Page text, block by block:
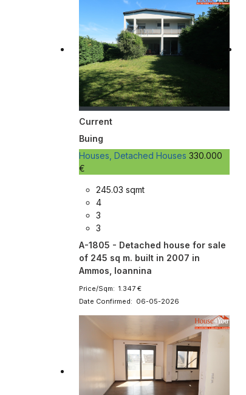
Current
Buing
Houses, Detached Houses 330.000
€
245.03 sqmt
4
3
3
A-1805 - Detached house for sale
of 245 sq m. built in 2007 in
Ammos, Ioannina
Price/Sqm: 1.347 €
Date Confirmed: 06-05-2026